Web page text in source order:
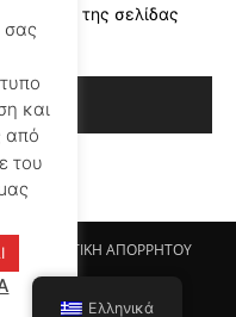
χρήσης της σελίδας
ΠΟΛΙΤΙΚΗ ΑΠΟΡΡΗΤΟΥ
σας
και
από
του
Ελληνικά